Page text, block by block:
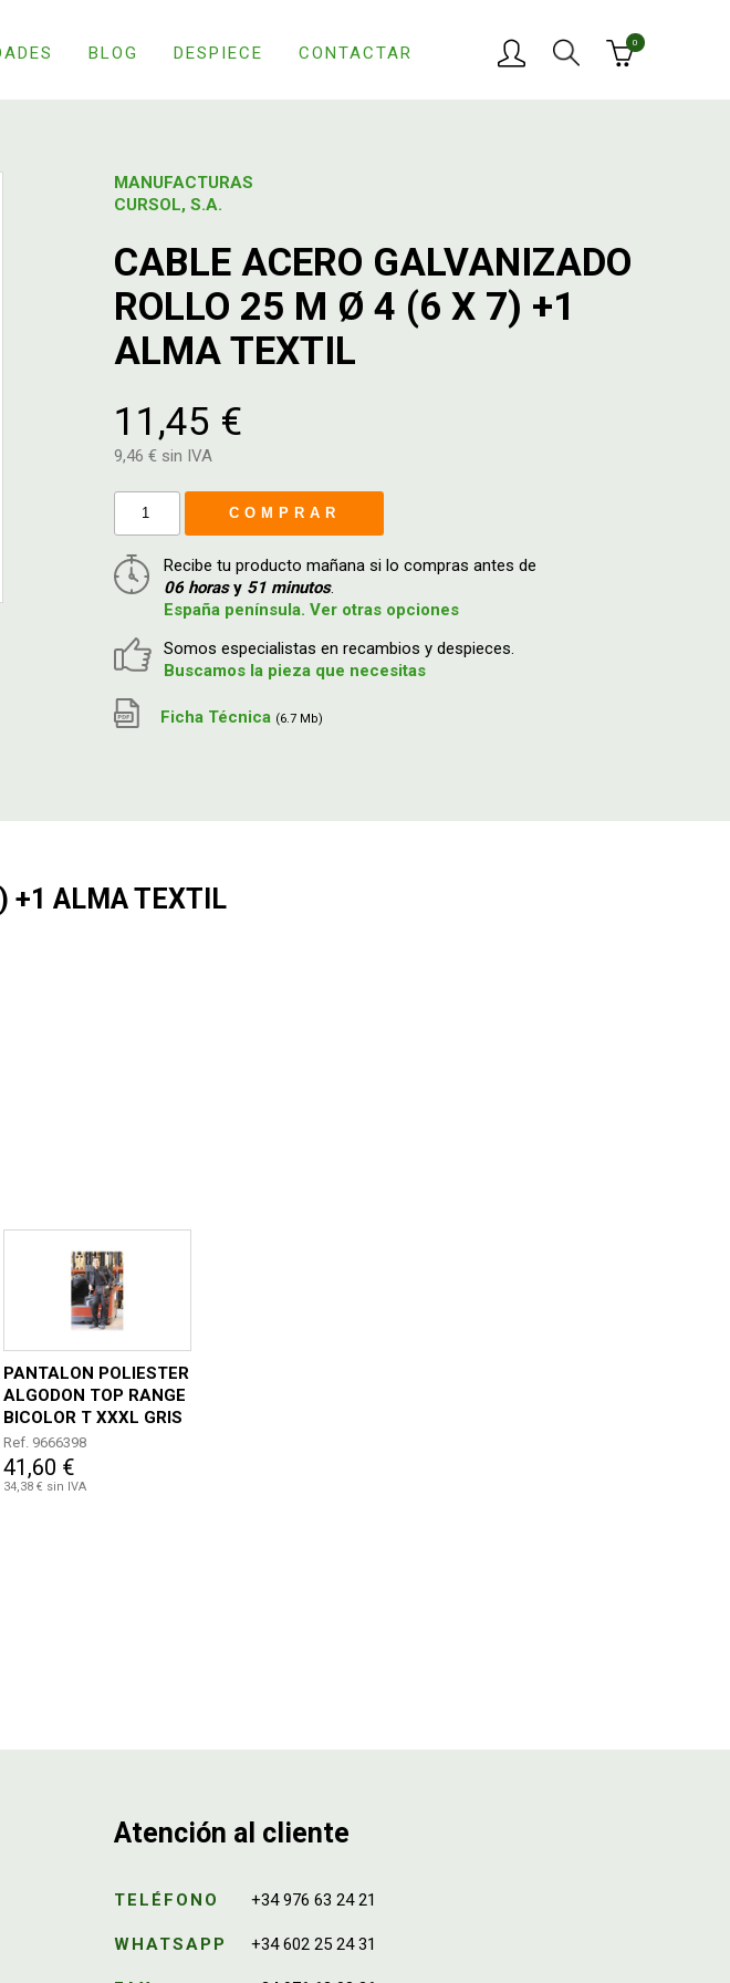
BLOG DESPIECE CONTACTAR
0
MANUFACTURAS
CURSOL, S.A.
CABLE ACERO GALVANIZADO
ROLLO 25 M Ø 4 (6 X 7) +1
ALMA TEXTIL
11,45 €
9,46 € sin IVA
COMPRAR
Recibe tu producto mañana si lo compras antes de
06 horasy 51 minutos.
España península. Ver otras opciones
Somos especialistas en recambios y despieces.
Buscamos la pieza que necesitas
Ficha Técnica (6.7 Mb)
+1 ALMA TEXTIL
PANTALON POLIESTER
ALGODON TOP RANGE
BICOLOR T XXXL GRIS
/ NEGRO / NARANJA
Ref. 9666398
41,60 €
34,38 € sin IVA
Atención al cliente
TELÉFONO +34 976 63 24 21
WHATSAPP +34 602 25 24 31